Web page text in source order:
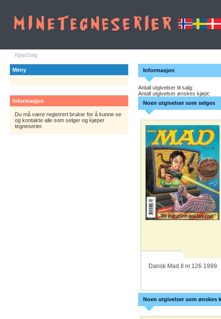
Kjøp/Salg
Meny
Informasjon
Du må være registrert bruker for å kunne se
og kontakte alle som selger og kjøper
tegneserier.
Informasjon
Antall utgivelser til salg:
Antall utgivelser ønskes kjøpt:
Noen utgivelser som selges
Dansk Mad II nr.126 1999
Noen utgivelser som ønskes